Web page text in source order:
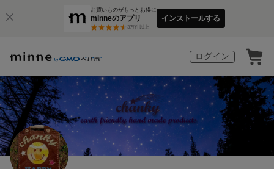
お買いものがもっとお得に
minneのアプリ
3万件以上
インストールする
ログイン